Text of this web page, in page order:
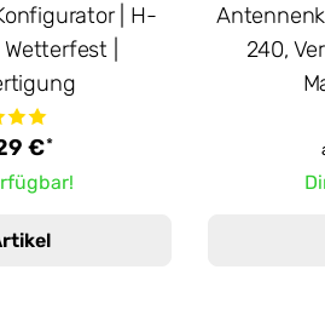
| H-
|
€*
240,